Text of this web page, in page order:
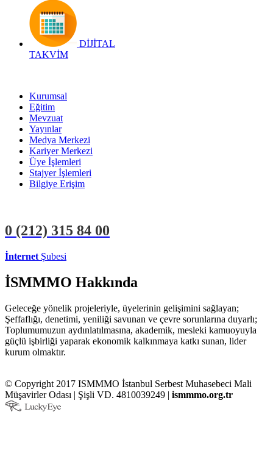
DİJİTAL
TAKVİM
Kurumsal
Eğitim
Mevzuat
Yayınlar
Medya Merkezi
Kariyer Merkezi
Üye İşlemleri
Stajyer İşlemleri
Bilgiye Erişim
0 (212) 315 84 00
İnternet Şubesi
İSMMMO Hakkında
Geleceğe yönelik projeleriyle, üyelerinin gelişimini sağlayan;
Şeffaflığı, denetimi, yeniliği savunan ve çevre sorunlarına duyarlı;
Toplumumuzun aydınlatılmasına, akademik, mesleki kamuoyuyla
güçlü işbirliği yaparak ekonomik kalkınmaya katkı sunan, lider
kurum olmaktır.
© Copyright 2017 ISMMMO İstanbul Serbest Muhasebeci Mali
Müşavirler Odası | Şişli VD. 4810039249 | ismmmo.org.tr